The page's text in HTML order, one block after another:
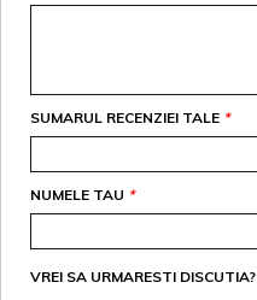
*
SUMARUL RECENZIEI TALE
*
NUMELE TAU
VREI SA URMARESTI DISCUTIA?